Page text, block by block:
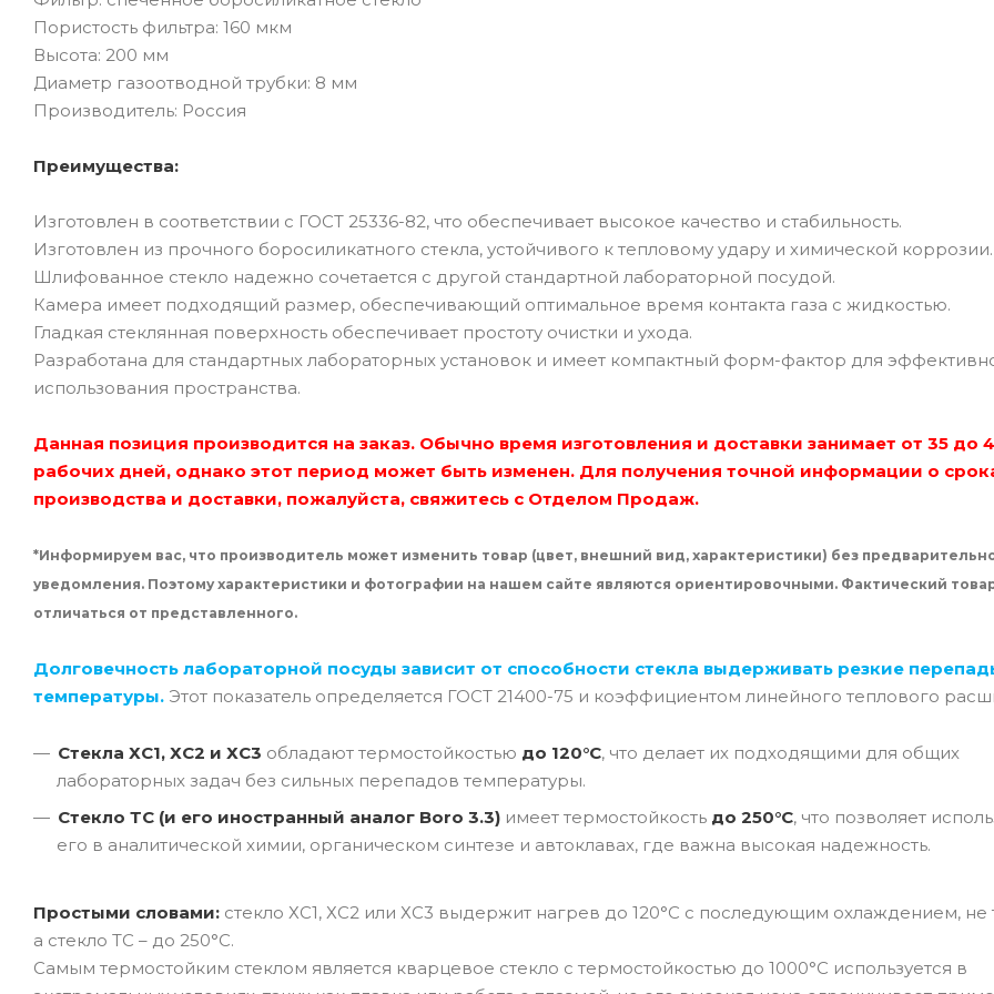
Пористость фильтра: 160 мкм
Высота: 200 мм
Диаметр газоотводной трубки: 8 мм
Производитель: Россия
Преимущества:
Изготовлен в соответствии с ГОСТ 25336-82, что обеспечивает высокое качество и стабильность.
Изготовлен из прочного боросиликатного стекла, устойчивого к тепловому удару и химической коррозии.
Шлифованное стекло надежно сочетается с другой стандартной лабораторной посудой.
Камера имеет подходящий размер, обеспечивающий оптимальное время контакта газа с жидкостью.
Гладкая стеклянная поверхность обеспечивает простоту очистки и ухода.
Разработана для стандартных лабораторных установок и имеет компактный форм-фактор для
использования пространства.
Данная позиция производится на заказ. Обычно время изготовления и доставки занимает от 35 до
рабочих дней, однако этот период может быть изменен. Для получения точной информации о
производства и доставки, пожалуйста, свяжитесь с Отделом Продаж.
*Информируем вас, что производитель может изменить товар (цвет, внешний вид, характеристики) без
уведомления. Поэтому характеристики и фотографии на нашем сайте являются ориентировочными. Фактический
отличаться от представленного.
Долговечность лабораторной посуды зависит от способности стекла выдерживать резкие
температуры. Этот показатель определяется ГОСТ 21400-75 и коэффициентом линейного теплового
Стекла ХС1, ХС2 и ХС3 обладают термостойкостью до 120°C, что делает их подходящими для общих
лабораторных задач без сильных перепадов температуры.
Стекло ТС (и его иностранный аналог Boro 3.3) имеет термостойкость до 250°C, что позволяет
его в аналитической химии, органическом синтезе и автоклавах, где важна высокая надежность.
Простыми словами: стекло ХС1, ХС2 или ХС3 выдержит нагрев до 120°C с последующим охлаждением, не
а стекло ТС – до 250°C.
Самым термостойким стеклом является кварцевое стекло с термостойкостью до 1000°C используется в